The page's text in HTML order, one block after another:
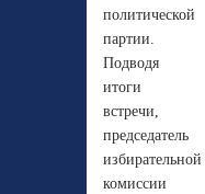
политической
партии.
Подводя
итоги
встречи,
председатель
избирательной
комиссии